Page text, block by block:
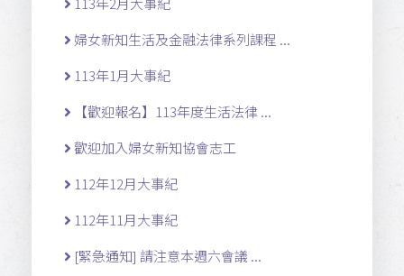
婦女新知生活及金融法律系列課程 ...
113年1月大事紀
【歡迎報名】113年度生活法律 ...
歡迎加入婦女新知協會志工
112年12月大事紀
112年11月大事紀
[緊急通知] 請注意本週六會議 ...